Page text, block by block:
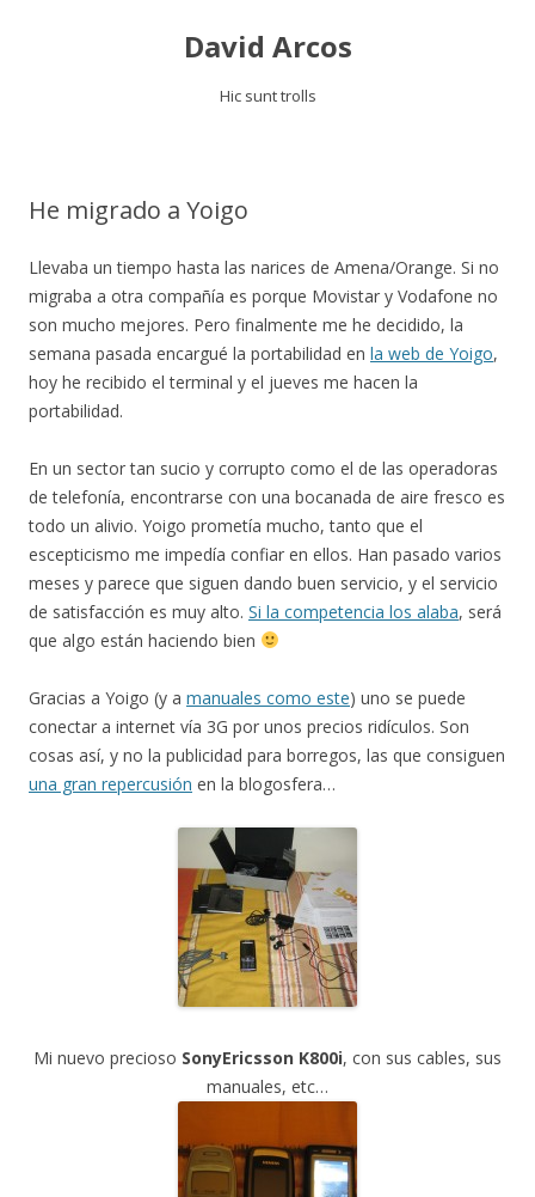
David Arcos
Hic sunt trolls
He migrado a Yoigo
Llevaba un tiempo hasta las narices de Amena/Orange. Si no
migraba a otra compañía es porque Movistar y Vodafone no
son mucho mejores. Pero finalmente me he decidido, la
semana pasada encargué la portabilidad en la web de Yoigo,
hoy he recibido el terminal y el jueves me hacen la
portabilidad.
En un sector tan sucio y corrupto como el de las operadoras
de telefonía, encontrarse con una bocanada de aire fresco es
todo un alivio. Yoigo prometía mucho, tanto que el
escepticismo me impedía confiar en ellos. Han pasado varios
meses y parece que siguen dando buen servicio, y el servicio
de satisfacción es muy alto. Si la competencia los alaba, será
que algo están haciendo bien
Gracias a Yoigo (y a manuales como este) uno se puede
conectar a internet vía 3G por unos precios ridículos. Son
cosas así, y no la publicidad para borregos, las que consiguen
una gran repercusión en la blogosfera…
Mi nuevo precioso SonyEricsson K800i, con sus cables, sus
manuales, etc…